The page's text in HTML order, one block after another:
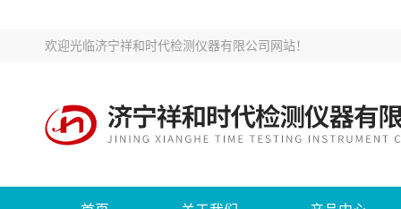
欢迎光临济宁祥和时代检测仪器有限公司网站！